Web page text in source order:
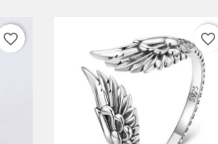
favorite_border favorite_border